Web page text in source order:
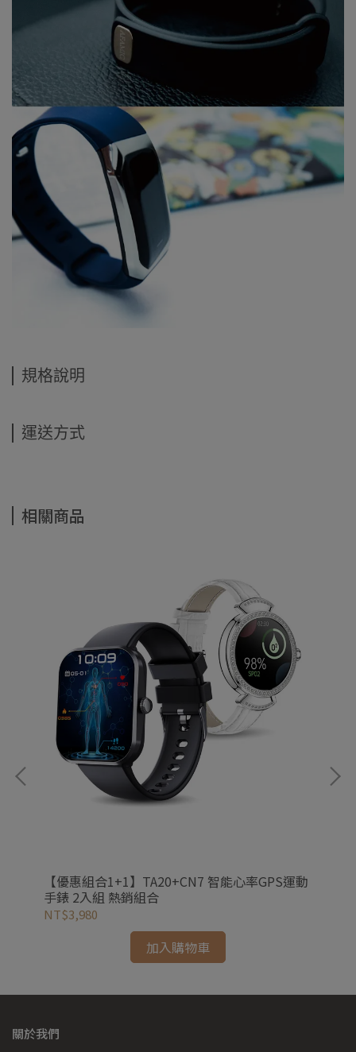
規格說明
運送方式
相關商品
【優惠組合1+1】TA20+CN7 智能心率GPS運動
手錶 2入組 熱銷組合
NT$3,980
加入購物車
關於我們